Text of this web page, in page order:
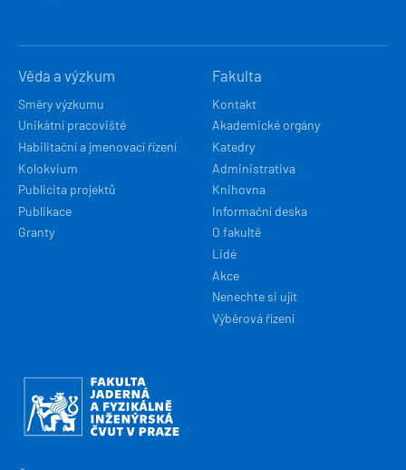
Věda a výzkum
Směry výzkumu
Unikátní pracoviště
Habilitační a jmenovací řízení
Kolokvium
Publicita projektů
Publikace
Granty
Fakulta
Kontakt
Akademické orgány
Katedry
Administrativa
Knihovna
Informační deska
O fakultě
Lidé
Akce
Nenechte si ujít
Výběrová řízení
Obrázek